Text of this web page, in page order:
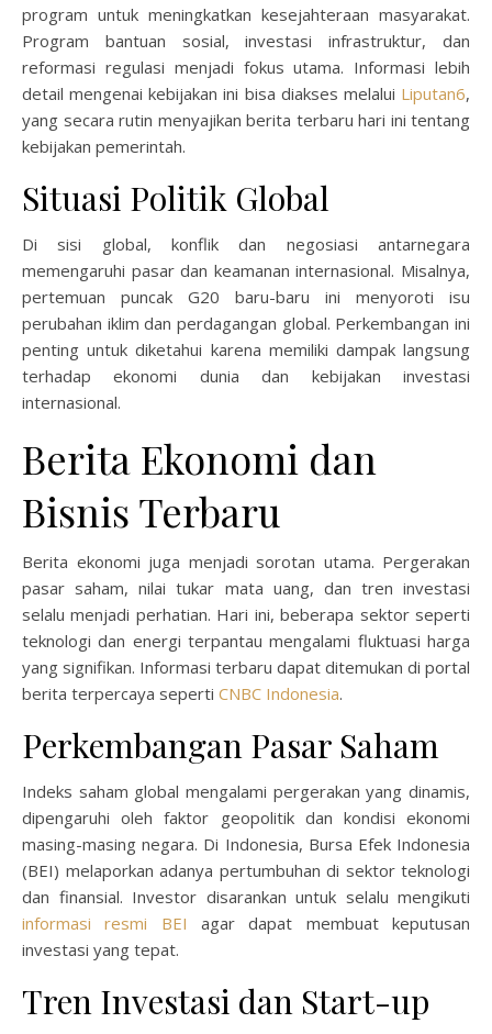
program untuk meningkatkan kesejahteraan masyarakat.
Program bantuan sosial, investasi infrastruktur, dan
reformasi regulasi menjadi fokus utama. Informasi lebih
detail mengenai kebijakan ini bisa diakses melalui Liputan6,
yang secara rutin menyajikan berita terbaru hari ini tentang
kebijakan pemerintah.
Situasi Politik Global
Di sisi global, konflik dan negosiasi antarnegara
memengaruhi pasar dan keamanan internasional. Misalnya,
pertemuan puncak G20 baru-baru ini menyoroti isu
perubahan iklim dan perdagangan global. Perkembangan ini
penting untuk diketahui karena memiliki dampak langsung
terhadap ekonomi dunia dan kebijakan investasi
internasional.
Berita Ekonomi dan
Bisnis Terbaru
Berita ekonomi juga menjadi sorotan utama. Pergerakan
pasar saham, nilai tukar mata uang, dan tren investasi
selalu menjadi perhatian. Hari ini, beberapa sektor seperti
teknologi dan energi terpantau mengalami fluktuasi harga
yang signifikan. Informasi terbaru dapat ditemukan di portal
berita terpercaya seperti CNBC Indonesia.
Perkembangan Pasar Saham
Indeks saham global mengalami pergerakan yang dinamis,
dipengaruhi oleh faktor geopolitik dan kondisi ekonomi
masing-masing negara. Di Indonesia, Bursa Efek Indonesia
(BEI) melaporkan adanya pertumbuhan di sektor teknologi
dan finansial. Investor disarankan untuk selalu mengikuti
informasi resmi BEI agar dapat membuat keputusan
investasi yang tepat.
Tren Investasi dan Start-up